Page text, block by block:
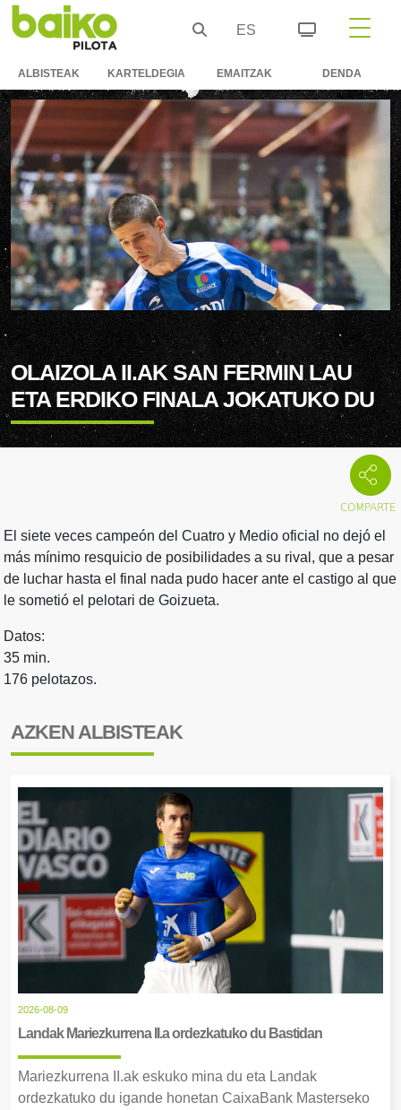
ES
ALBISTEAK KARTELDEGIA EMAITZAK DENDA
OLAIZOLA II.AK SAN FERMIN LAU
ETA ERDIKO FINALA JOKATUKO DU
El siete veces campeón del Cuatro y Medio oficial no dejó el
más mínimo resquicio de posibilidades a su rival, que a pesar
de luchar hasta el final nada pudo hacer ante el castigo al que
le sometió el pelotari de Goizueta.
Datos:
35 min.
176 pelotazos.
AZKEN ALBISTEAK
2026-08-09
Landak Mariezkurrena II.a ordezkatuko du Bastidan
Mariezkurrena II.ak eskuko mina du eta Landak
ordezkatuko du igande honetan CaixaBank Masterseko